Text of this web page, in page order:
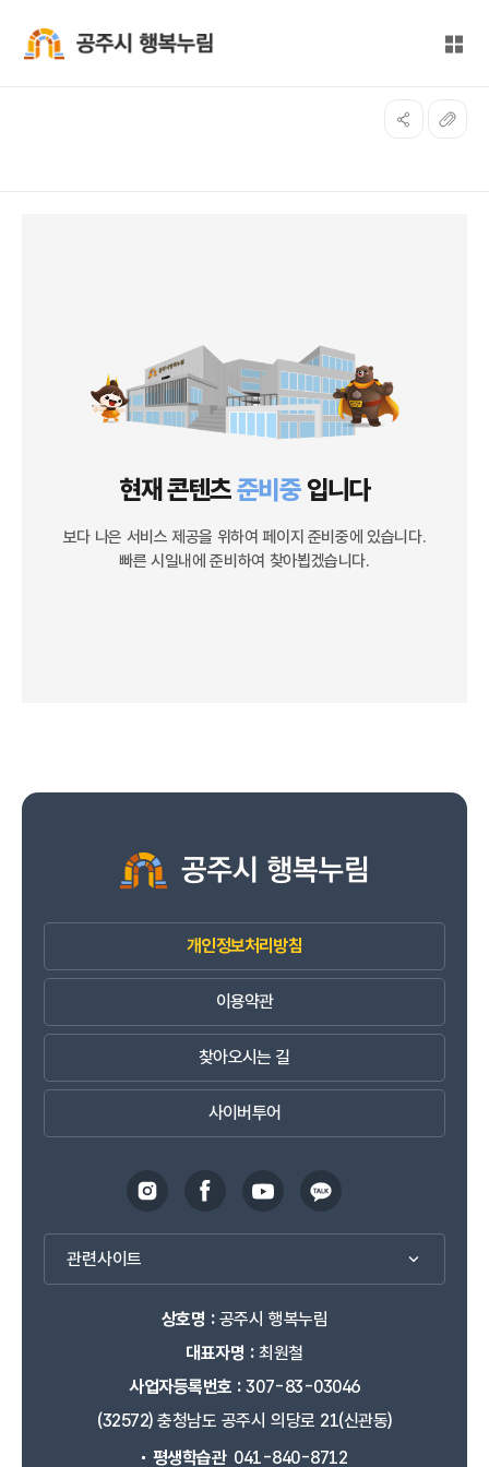
전체
현재 콘텐츠준비중입니다
보다 나은 서비스 제공을 위하여 페이지 준비중에 있습니다.
빠른 시일내에 준비하여 찾아뵙겠습니다.
개인정보처리방침
이용약관
찾아오시는 길
사이버투어
관련사이트
상호명 :공주시 행복누림
대표자명 :최원철
사업자등록번호 :307-83-03046
(32572) 충청남도 공주시 의당로 21(신관동)
평생학습관 041-840-8712